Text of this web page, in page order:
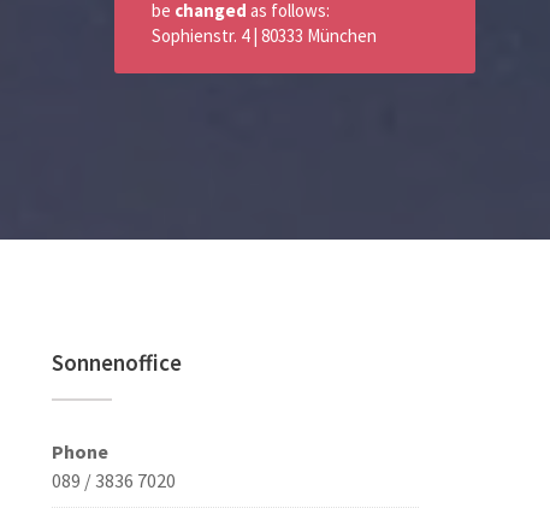
Sonnenoffice
Phone
089 / 3836 7020
be changed as follows:
Sophienstr. 4 | 80333 München